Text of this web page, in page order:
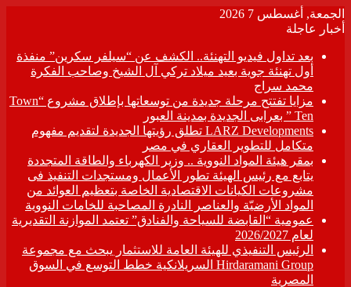
الجمعة, أغسطس 7 2026
أخبار عاجلة
بعد تداول فيديو التهنئة.. الكشف عن “سيلفر سكرين” منفذة
أول تهنئة جوية بعيد ميلاد تركي آل الشيخ وصاحب الفكرة
محمد سراج
مزايا تفتتح مرحلة جديدة من توسعاتها بإطلاق مشروع “Town
Ten ” بعرابى الجديدة بمدينة العبور
LARZ Developments تطلق رؤيتها الجديدة لتقديم مفهوم
متكامل للتطوير العقاري في مصر
بمقر هيئة المواد النووية .. وزير الكهرباء والطاقة المتجددة
يتابع مع رئيس الهيئة تطور الأعمال ومستجدات التنفيذ فى
مشروعات الكيانات الاقتصادية الخاصة بتعظيم العوائد من
المواد الأرضيّة والعناصر النادرة المصاحبة للخامات النووية
عمومية “القابضة للسياحة والفنادق” تعتمد الموازنة التقديرية
لعام 2026/2027
الرئيس التنفيذي للهيئة العامة للاستثمار يبحث مع مجموعة
Hirdaramani Group السريلانكية خطط التوسع في السوق
المصرية